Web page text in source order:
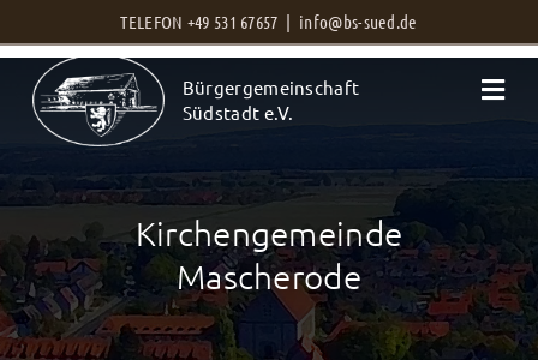
Inhalt
springen
TELEFON +49 531 67657 | info@bs-sued.de
Bürgergemeinschaft
Südstadt e.V.
Kirchengemeinde
Mascherode